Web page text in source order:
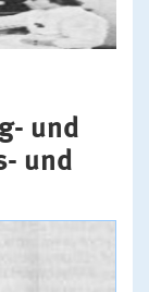
und
und